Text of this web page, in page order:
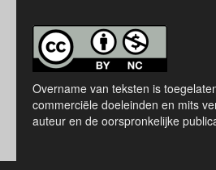
Overname van teksten is
commerciële doeleinden en mits
auteur en de oorspronkelijke